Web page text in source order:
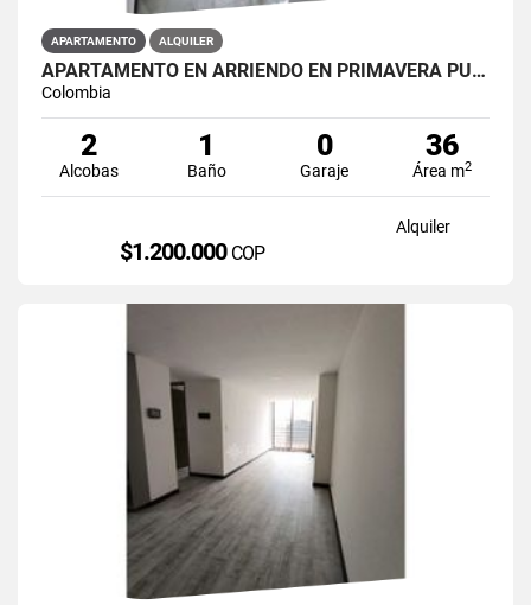
APARTAMENTO ALQUILER
APARTAMENTO EN ARRIENDO EN PRIMAVERA PUENTE ARANDA PRIMAVERA 6-39 ET 2
Colombia
2
Alcobas
1
Baño
0
Garaje
36
Área m2
Alquiler
$1.200.000 COP